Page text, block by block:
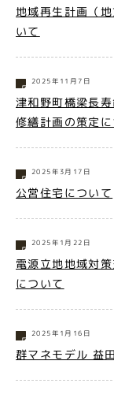
地域再生計画（
いて
2025年11月7日
津和野町橋梁長
修繕計画の策定
2025年3月17日
公営住宅について
2025年1月22日
電源立地地域対
について
2025年1月16日
群マネモデル 益